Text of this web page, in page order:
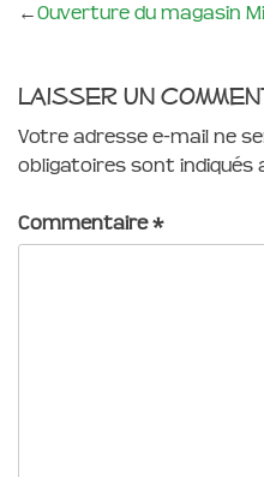
←Ouverture du magasin
Laisser un
Votre adresse e-mail ne
obligatoires sont indiqués
Commentaire*